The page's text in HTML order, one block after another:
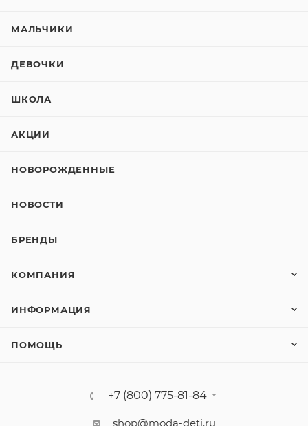
МАЛЬЧИКИ
ДЕВОЧКИ
ШКОЛА
АКЦИИ
НОВОРОЖДЕННЫЕ
НОВОСТИ
БРЕНДЫ
КОМПАНИЯ
ИНФОРМАЦИЯ
ПОМОЩЬ
+7 (800) 775-81-84
shop@moda-deti.ru